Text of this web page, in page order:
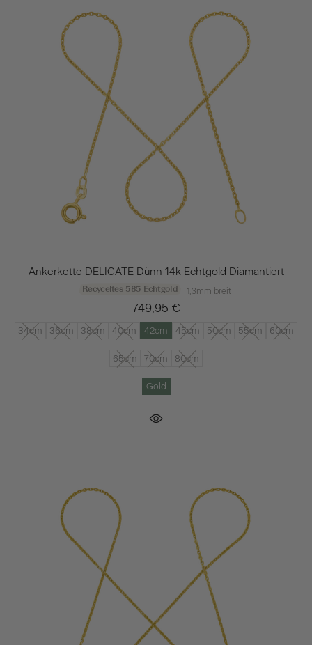
Ankerkette DELICATE Dünn 14k Echtgold Diamantiert
Recyceltes 585 Echtgold 1,3mm breit
749,95 €
34cm 36cm 38cm 40cm 42cm 45cm 50cm 55cm 60cm
65cm 70cm 80cm
Gold